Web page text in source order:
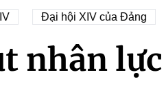
Đại hội XIV của Đảng
nhân